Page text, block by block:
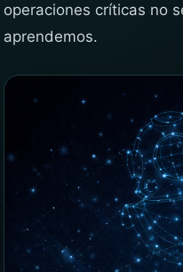
operaciones críticas no
aprendemos.